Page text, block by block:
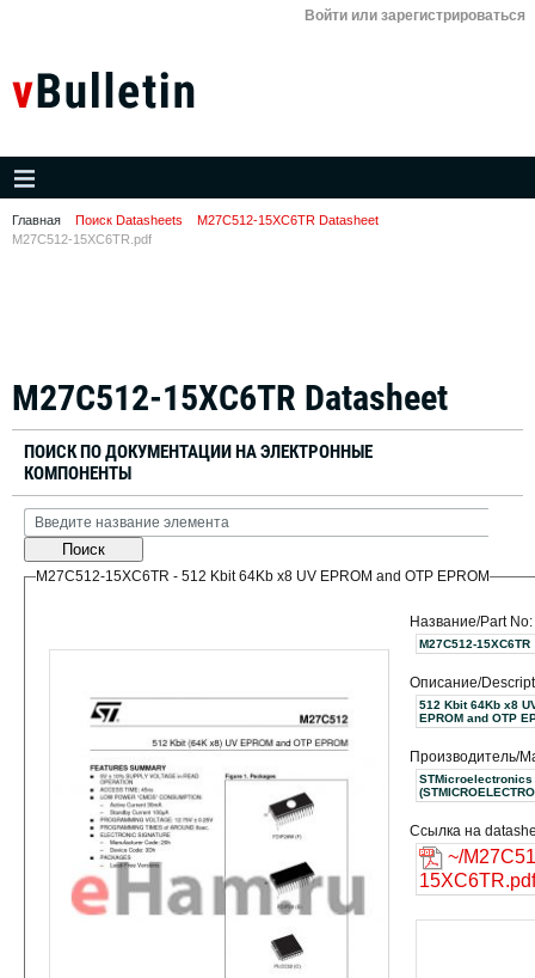
Войти или зарегистрироваться
Главная Поиск Datasheets
M27C512-15XC6TR Datasheet
M27C512-15XC6TR.pdf
M27C512-15XC6TR Datasheet
ПОИСК ПО ДОКУМЕНТАЦИИ НА ЭЛЕКТРОННЫЕ
КОМПОНЕНТЫ
Поиск
M27C512-15XC6TR - 512 Kbit 64Kb x8 UV EPROM and OTP EPROM
Название/Part No:
M27C512-15XC6TR
Описание/
512 Kbit 64Kb x8
EPROM and OTP
Производитель/
STMicroelectronics
Ссылка на
~/
15XC6TR.pdf